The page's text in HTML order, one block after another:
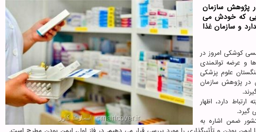
پژوهش سازمان
که خودش می
و سازمان غذا
کوشکی امروز در
و عرضه توانمندی
علوم پزشکی
در پژوهش سازمان
ارتباط دارد، اظهار
گیرد.
ضمن اشاره به